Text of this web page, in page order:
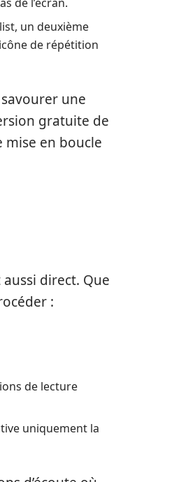
un deuxième
de répétition
une
gratuite de
en boucle
direct. Que
:
de lecture
uniquement la